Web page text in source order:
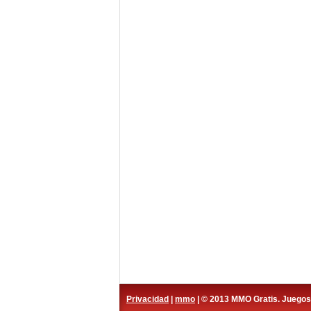
Privacidad mmo | © 2013 MMO Gratis.